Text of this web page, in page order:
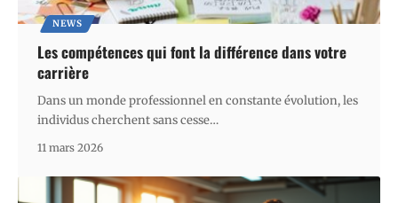
NEWS
Les compétences qui font la différence dans votre
carrière
Dans un monde professionnel en constante évolution, les
individus cherchent sans cesse…
11 mars 2026